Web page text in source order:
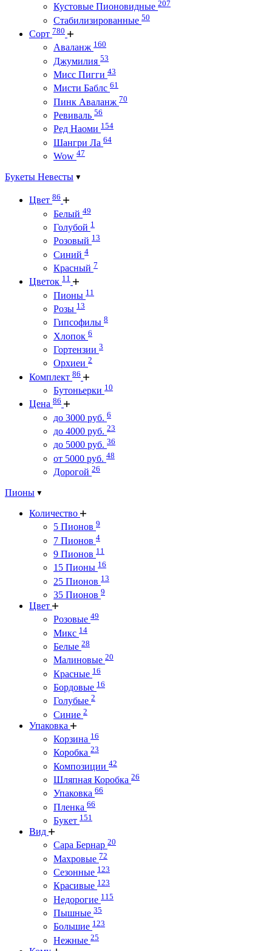
Кустовые Пионовидные 207
Стабилизированные 50
Сорт 780
Аваланж 160
Джумилия 53
Мисс Пигги 43
Мисти Баблс 61
Пинк Аваланж 70
Ревиваль 56
Ред Наоми 154
Шангри Ла 64
Wow 47
Букеты Невесты
Цвет 86
Белый 49
Голубой 1
Розовый 13
Синий 4
Красный 7
Цветок 11
Пионы 11
Розы 13
Гипсофилы 8
Хлопок 6
Гортензии 3
Орхиеи 2
Комплект 86
Бутоньерки 10
Цена 86
до 3000 руб. 6
до 4000 руб. 23
до 5000 руб. 36
от 5000 руб. 48
Дорогой 26
Пионы
Количество
5 Пионов 9
7 Пионов 4
9 Пионов 11
15 Пионы 16
25 Пионов 13
35 Пионов 9
Цвет
Розовые 49
Микс 14
Белые 28
Малиновые 20
Красные 16
Бордовые 16
Голубые 2
Синие 2
Упаковка
Корзина 16
Коробка 23
Композиции 42
Шляпная Коробка 26
Упаковка 66
Пленка 66
Букет 151
Вид
Сара Бернар 20
Махровые 72
Сезонные 123
Красивые 123
Недорогие 115
Пышные 35
Большие 123
Нежные 25